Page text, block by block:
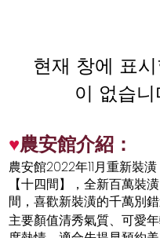
현재 창에 표
이 없습니
♥農安館介紹：
農安館2022年11月重新裝
【十四間】，全新百萬裝
間，喜歡新裝潢的千萬別錯
主要顏值清秀氣質、可愛